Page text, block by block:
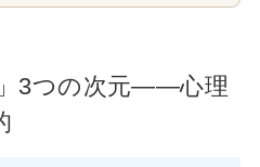
3つの次元——心理